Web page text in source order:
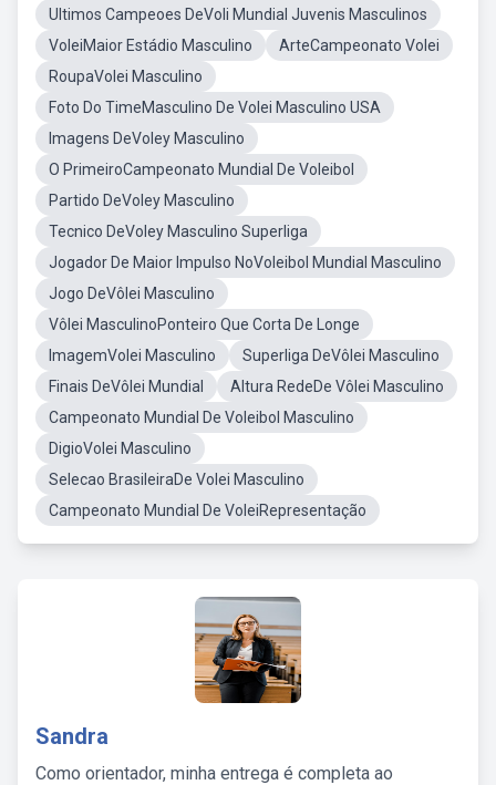
Ultimos Campeoes DeVoli Mundial Juvenis Masculinos
VoleiMaior Estádio Masculino
ArteCampeonato Volei
RoupaVolei Masculino
Foto Do TimeMasculino De Volei Masculino USA
Imagens DeVoley Masculino
O PrimeiroCampeonato Mundial De Voleibol
Partido DeVoley Masculino
Tecnico DeVoley Masculino Superliga
Jogador De Maior Impulso NoVoleibol Mundial Masculino
Jogo DeVôlei Masculino
Vôlei MasculinoPonteiro Que Corta De Longe
ImagemVolei Masculino
Superliga DeVôlei Masculino
Finais DeVôlei Mundial
Altura RedeDe Vôlei Masculino
Campeonato Mundial De Voleibol Masculino
DigioVolei Masculino
Selecao BrasileiraDe Volei Masculino
Campeonato Mundial De VoleiRepresentação
Sandra
Como orientador, minha entrega é completa ao